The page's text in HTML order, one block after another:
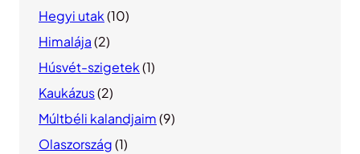
Hegyi utak(10)
Himalája(2)
Húsvét-szigetek(1)
Kaukázus(2)
Múltbéli kalandjaim(9)
Olaszország(1)